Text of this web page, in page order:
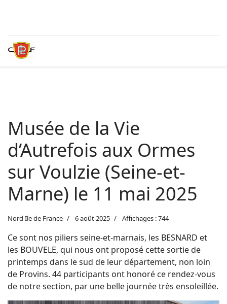
Musée de la Vie
d’Autrefois aux Ormes
sur Voulzie (Seine-et-
Marne) le 11 mai 2025
Nord Ile de France 6 août 2025 Affichages : 744
Ce sont nos piliers seine-et-marnais, les BESNARD et
les BOUVELE, qui nous ont proposé cette sortie de
printemps dans le sud de leur département, non loin
de Provins. 44 participants ont honoré ce rendez-vous
de notre section, par une belle journée très ensoleillée.